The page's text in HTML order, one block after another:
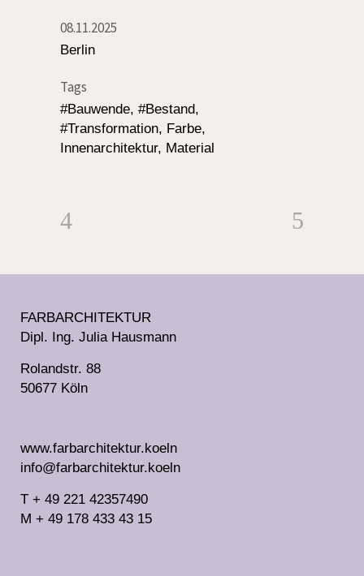
08.11.2025
Berlin
Tags
#Bauwende, #Bestand,
#Transformation, Farbe,
Innenarchitektur, Material
FARBARCHITEKTUR
Dipl. Ing. Julia Hausmann
Rolandstr. 88
50677 Köln
www.farbarchitektur.koeln
info@farbarchitektur.koeln
T + 49 221 42357490
M + 49 178 433 43 15